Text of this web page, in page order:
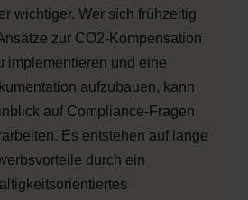
wichtiger. Wer sich frühzeitig
zur CO2-Kompensation
implementieren und eine
aufzubauen, kann
auf Compliance-Fragen
Es entstehen auf lange
durch ein